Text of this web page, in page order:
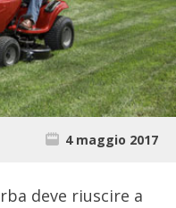
4 maggio 2017
deve riuscire a